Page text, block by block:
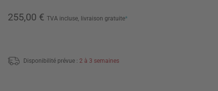
255,00 € TVA incluse, livraison gratuite*
Disponibilité prévue : 2 à 3 semaines